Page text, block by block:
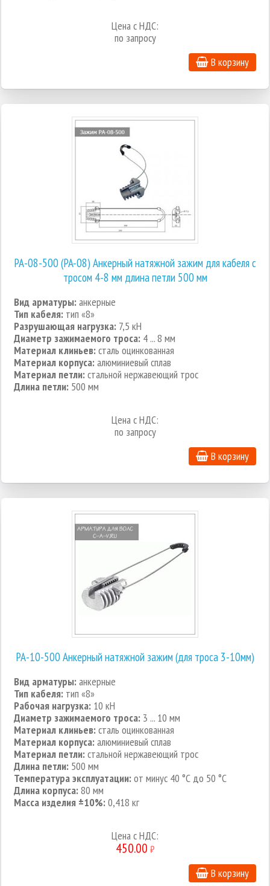
Цена с НДС:
по запросу
В корзину
РА-08-500 (PA-08) Анкерный натяжной зажим для кабеля с
тросом 4-8 мм длина петли 500 мм
Вид арматуры:анкерные
Тип кабеля: тип «8»
Разрушающая нагрузка: 7,5 кН
Диаметр зажимаемого троса: 4 ... 8 мм
Материал клиньев:сталь оцинкованная
Материал корпуса:алюминиевый сплав
Материал петли:стальной нержавеющий трос
Длина петли: 500 мм
Цена с НДС:
по запросу
В корзину
РА-10-500 Анкерный натяжной зажим (для троса 3-10мм)
Вид арматуры:анкерные
Тип кабеля: тип «8»
Рабочая нагрузка: 10 кН
Диаметр зажимаемого троса: 3 ... 10 мм
Материал клиньев:сталь оцинкованная
Материал корпуса:алюминиевый сплав
Материал петли:стальной нержавеющий трос
Длина петли: 500 мм
Температура эксплуатации:от минус 40 °С до 50 °С
Длина корпуса:80 мм
Масса изделия ±10%:0,418 кг
Цена с НДС:
450.00 ₽
В корзину